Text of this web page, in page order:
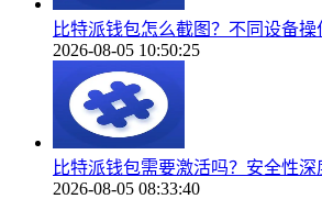
比特派钱包怎么截图？不同设备操
2026-08-05 10:50:25
比特派钱包需要激活吗？安全性深
2026-08-05 08:33:40